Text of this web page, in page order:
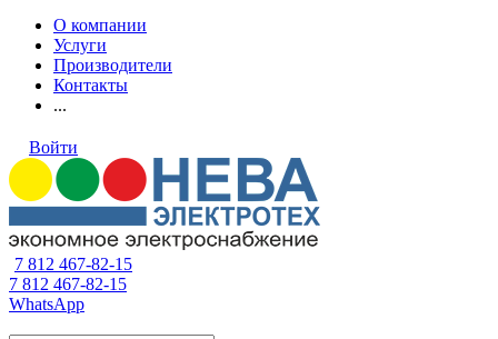
О компании
Услуги
Производители
Контакты
...
Войти
7 812 467-82-15
7 812 467-82-15
WhatsApp